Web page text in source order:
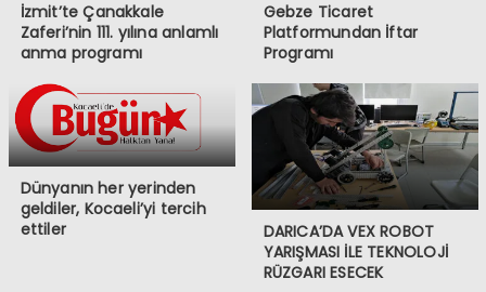
İzmit’te Çanakkale
Zaferi’nin 111. yılına anlamlı
anma programı
Gebze Ticaret
Platformundan İftar
Programı
Dünyanın her yerinden
geldiler, Kocaeli’yi tercih
ettiler
DARICA’DA VEX ROBOT
YARIŞMASI İLE TEKNOLOJİ
RÜZGARI ESECEK